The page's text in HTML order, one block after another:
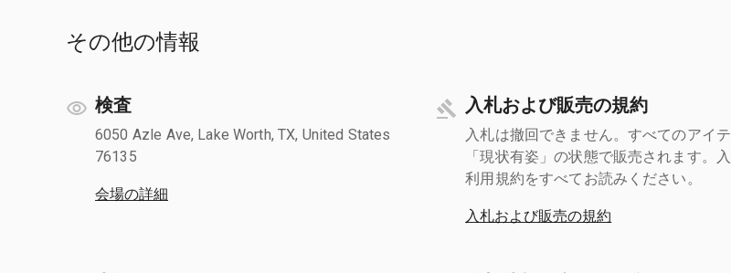
その他の情報
検査
6050 Azle Ave, Lake Worth, TX, United States
76135
会場の詳細
入札および販売の規約
入札は撤回できません。すべてのアイ
「現状有姿」の状態で販売されます。
利用規約をすべてお読みください。
入札および販売の規約